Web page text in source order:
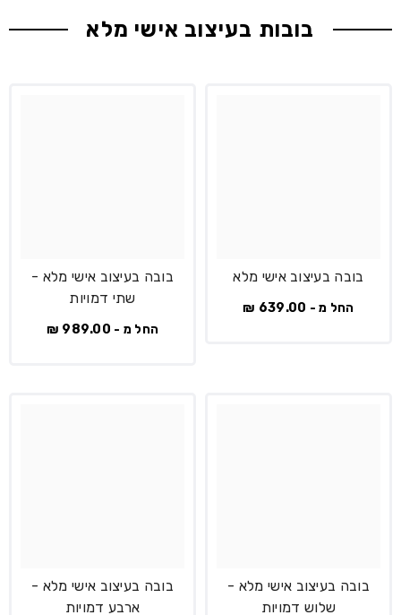
בובות בעיצוב אישי מלא
בובה בעיצוב אישי מלא
החל מ - 639.00 ₪
בובה בעיצוב אישי מלא -
שתי דמויות
החל מ - 989.00 ₪
בובה בעיצוב אישי מלא -
שלוש דמויות
בובה בעיצוב אישי מלא -
ארבע דמויות